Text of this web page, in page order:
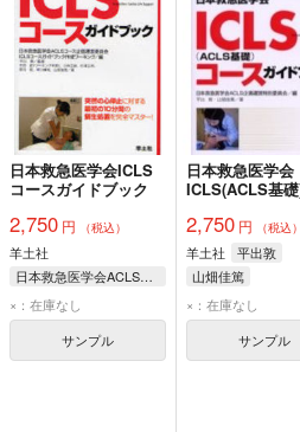
日本救急医学会ICLS
コースガイドブック
2,750 円 （税込）
羊土社
日本救急医学会ACLSコース企画運営委員会ICLSコースガイドブック作成ワーキング/編 平出敦/監修 石見拓
小林正直
奥寺敬
早川峰司
山畑佳篤
×：在庫なし
サンプル
日本救急医学会
ICLS(ACLS基
2,750 円 （税込）
羊土社
平出敦
山畑佳篤
日本救急医学会
×：在庫なし
サンプル